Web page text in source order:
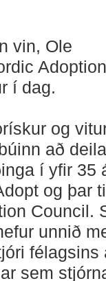
vin, Ole
Adoption
í dag.
og
að
í yfir 35
og þar
Council.
unnið
félagsins
sem